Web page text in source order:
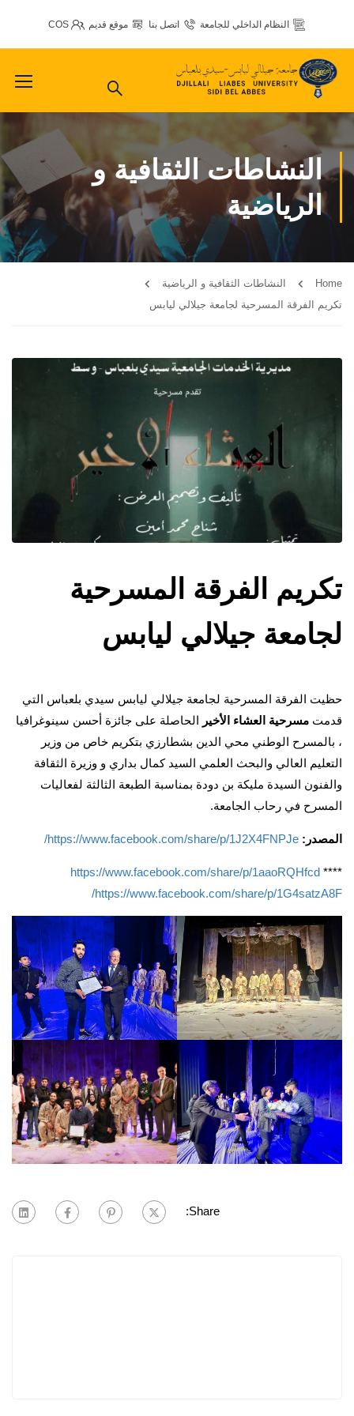
النظام الداخلي للجامعة اتصل بنا موقع قديم COS
النشاطات الثقافية و
الرياضية
Home
النشاطات الثقافية و الرياضية
تكريم الفرقة المسرحية لجامعة جيلالي ليابس
تكريم الفرقة المسرحية
لجامعة جيلالي ليابس
حظيت الفرقة المسرحية لجامعة جيلالي ليابس سيدي بلعباس التي
قدمت مسرحية العشاء الأخير الحاصلة على جائزة أحسن سينوغرافيا
، بالمسرح الوطني محي الدين بشطارزي بتكريم خاص من وزير
التعليم العالي والبحث العلمي السيد كمال بداري و وزيرة الثقافة
والفنون السيدة مليكة بن دودة بمناسبة الطبعة الثالثة لفعاليات
المسرح في رحاب الجامعة.
المصدر: https://www.facebook.com/share/p/1J2X4FNPJe/
https://www.facebook.com/share/p/1aaoRQHfcd ****
https://www.facebook.com/share/p/1G4satzA8F/
Share: